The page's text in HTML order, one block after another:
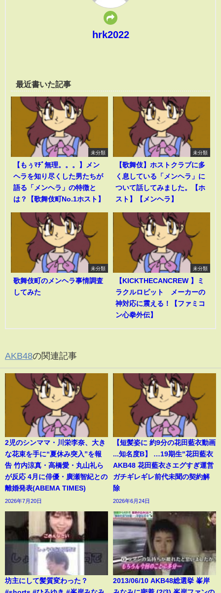
hrk2022
最近書いた記事
未分類
【もぅﾏﾁﾞ無理。。。】メン
ヘラを知り尽くした男たちが
語る「メンヘラ」の特徴と
は？【歌舞伎町No.1ホスト】
未分類
【歌舞伎】ホストクラブに多
く息している「メンヘラ」に
ついて話してみました。【ホ
スト】【メンヘラ】
未分類
歌舞伎町のメンヘラ事情調査
してみた
未分類
【KICKTHECANCREW 】ミ
ラクルロピット メーカーの
神対応に震える！【ファミコ
ン心拳外伝】
AKB48の関連記事
2児のシンママ・川栄李奈、大き
な花束を手に“夏休み突入”を報
告 竹内涼真・高橋愛・丸山礼ら
が反応 4月に俳優・廣瀬智紀との
離婚発表(ABEMA TIMES)
2026年7月20日
【短髪姿に 約9分の花田藍衣動画
...知名度B】 …19期生"花田藍衣
AKB48 花田藍衣さエグすぎ運営
ガチギレギレ前代未聞の契約解
除
2026年6月24日
坊主にして髪質変わった？
2013/06/10 AKB48総選挙 峯岸